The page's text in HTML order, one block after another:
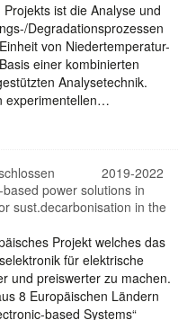
ist die Analyse und
Degradationsprozessen
von Niedertemperatur-
einer kombinierten
Analysetechnik.
experimentellen…
2019-2022
power solutions in
sust.decarbonisation in the
Projekt welches das
für elektrische
und preiswerter zu machen.
8 Europäischen Ländern
based Systems“